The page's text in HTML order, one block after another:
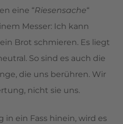
eine “Riesensache“
Messer: Ich kann
Brot schmieren. Es liegt
So sind es auch die
die uns berühren. Wir
nicht sie uns.
in ein Fass hinein, wird es